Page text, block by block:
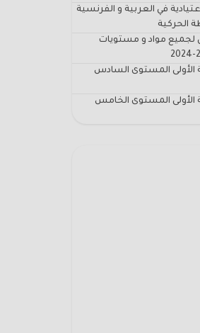
في العربية و الفرنسية
الحركية
لجميع مواد و مستويات
المستوى السادس
المستوى الخامس